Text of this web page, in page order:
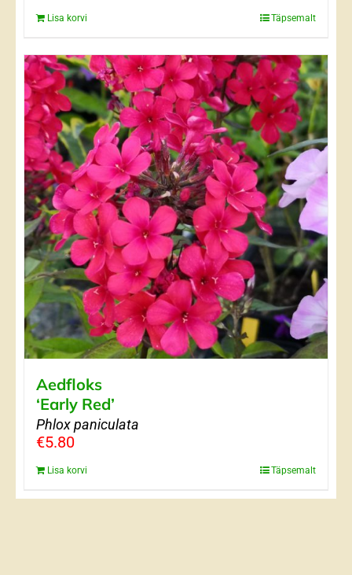
Lisa korvi Täpsemalt
Aedfloks
‘Early Red’
Phlox paniculata
€5.80
Lisa korvi Täpsemalt